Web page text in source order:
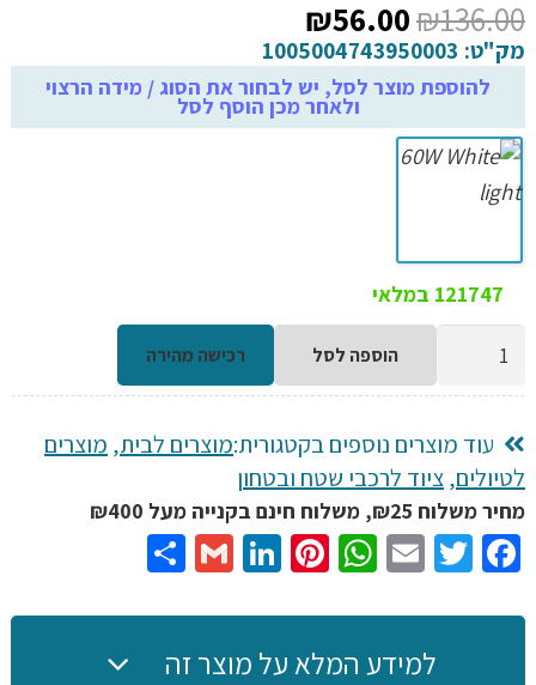
₪136.00 המחיר
המקורי
היה:
₪136.00.
₪56.00
הנוכחי
הוא:
₪56.00.
מק"ט: 1005004743950003
להוספת מוצר לסל, יש לבחור את הסוג / מידה הרצוי
ולאחר מכן הוסף לסל
121747 במלאי
לד
נטענת
USB
עם
מתלה
הוספה לסל רכישה מהירה
עוד מוצרים נוספים בקטגורית:מוצרים לבית, מוצרים
לטיולים,ציוד לרכבי שטח ובטחון
מחיר משלוח ₪25, משלוח חינם בקנייה מעל ₪400
Facebook
Twitter
Email
WhatsApp
Pinterest
LinkedIn
Gmail
למידע המלא על מוצר זה